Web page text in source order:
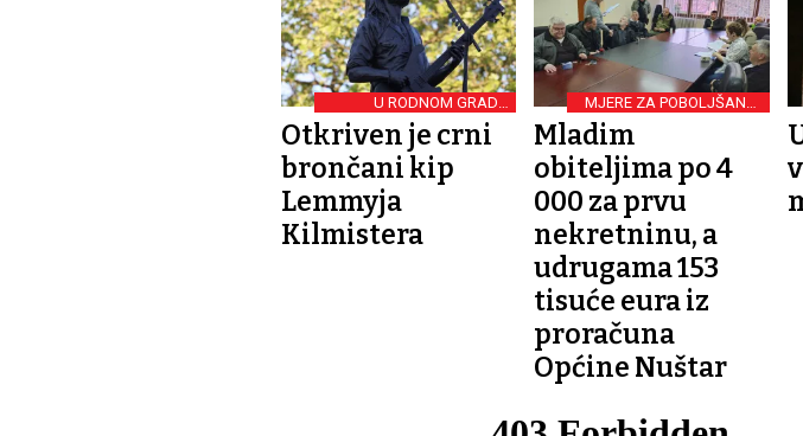
U RODNOM GRADU
SLAVNOG FRONTMENA
Otkriven je crni
brončani kip
Lemmyja
Kilmistera
MJERE ZA POBOLJŠANJE
DEMOGRAFSKE SLIKE
Mladim
obiteljima po 4
000 za prvu
nekretninu, a
udrugama 153
tisuće eura iz
proračuna
Općine Nuštar